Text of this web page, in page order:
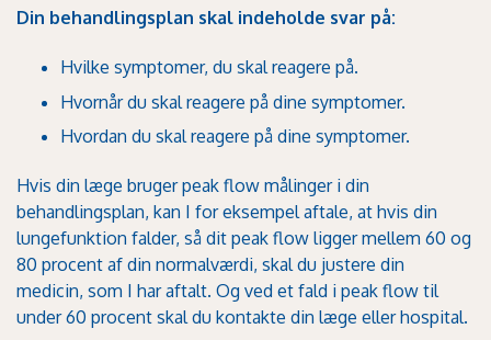
Din behandlingsplan skal indeholde svar på:
Hvilke symptomer, du skal reagere på.
Hvornår du skal reagere på dine symptomer.
Hvordan du skal reagere på dine symptomer.
Hvis din læge bruger peak flow målinger i din
behandlingsplan, kan I for eksempel aftale, at hvis din
lungefunktion falder, så dit peak flow ligger mellem 60 og
80 procent af din normalværdi, skal du justere din
medicin, som I har aftalt. Og ved et fald i peak flow til
under 60 procent skal du kontakte din læge eller hospital.